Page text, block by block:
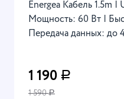
Energea Кабель 1.5m |
Мощность: 60 Вт |
Передача данных:
1 190 Р
1 590Р